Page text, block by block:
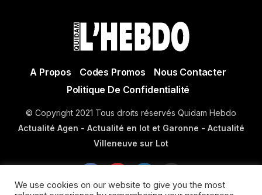
A Propos Codes Promos
Nous Contacter
Politique De Confidentialité
© Copyright 2021 Tous droits réservés Quidam Hebdo
Actualité Agen - Actualité en lot et Garonne - Actualité
Villeneuve sur Lot
We use cookies on our website to give you the most